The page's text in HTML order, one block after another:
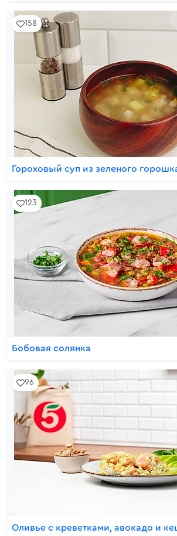
158
Гороховый суп из зеленого
123
Бобовая солянка
96
Оливье с креветками, авокадо и